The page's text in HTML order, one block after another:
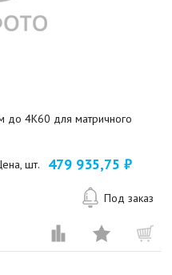
4K60 для матричного
шт. 479 935,75 ₽
Под заказ